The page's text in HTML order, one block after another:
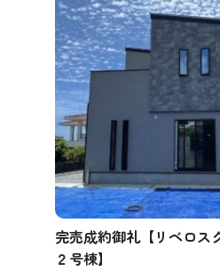
完売成約御礼【リベロス
２号棟】